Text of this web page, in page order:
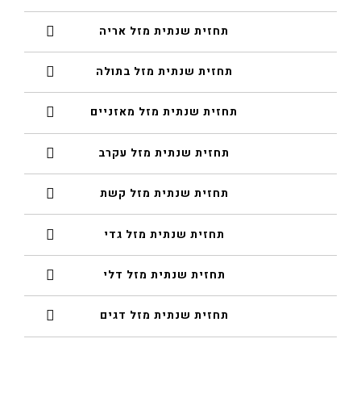
תחזית שנתית מזל אריה
תחזית שנתית מזל בתולה
תחזית שנתית מזל מאזניים
תחזית שנתית מזל עקרב
תחזית שנתית מזל קשת
תחזית שנתית מזל גדי
תחזית שנתית מזל דלי
תחזית שנתית מזל דגים